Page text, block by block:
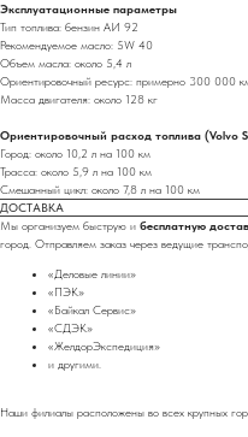
Эксплуатационные параметры
Тип топлива: бензин АИ 92
Рекомендуемое масло: 5W 40
Объем масла: около 5,4 л
Ориентировочный ресурс: примерно 300 000
Масса двигателя: около 128 кг
Ориентировочный расход топлива (Volvo
Город: около 10,2 л на 100 км
Трасса: около 5,9 л на 100 км
Смешанный цикл: около 7,8 л на 100 км
ДОСТАВКА
Мы организуем быструю и бесплатную
город. Отправляем заказ через ведущие
«Деловые линии»
«ПЭК»
«Байкал Сервис»
«СДЭК»
«ЖелдорЭкспедиция»
и другими.
Наши филиалы расположены во всех крупных